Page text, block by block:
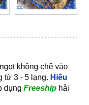
không chê vào
từ 3 - 5 lạng. Hiếu
dụng Freeship hải